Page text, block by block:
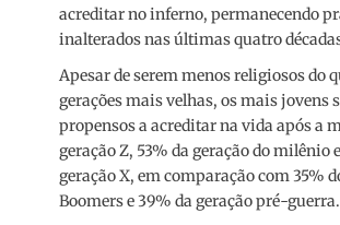
acreditar no inferno, permanecendo
inalterados nas últimas quatro
Apesar de serem menos religiosos do
gerações mais velhas, os mais jovens
propensos a acreditar na vida após a
geração Z, 53% da geração do milênio
geração X, em comparação com 35%
Boomers e 39% da geração pré-guerra.